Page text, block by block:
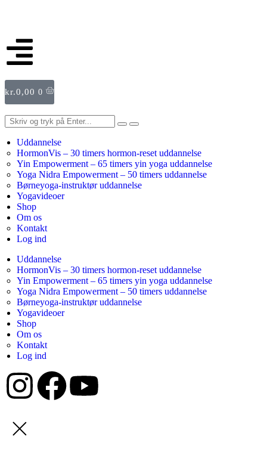
kr.0,00 0
Uddannelse
HormonVis – 30 timers hormon-reset uddannelse
Yin Empowerment – 65 timers yin yoga uddannelse
Yoga Nidra Empowerment – 50 timers uddannelse
Børneyoga-instruktør uddannelse
Yogavideoer
Shop
Om os
Kontakt
Log ind
Uddannelse
HormonVis – 30 timers hormon-reset uddannelse
Yin Empowerment – 65 timers yin yoga uddannelse
Yoga Nidra Empowerment – 50 timers uddannelse
Børneyoga-instruktør uddannelse
Yogavideoer
Shop
Om os
Kontakt
Log ind